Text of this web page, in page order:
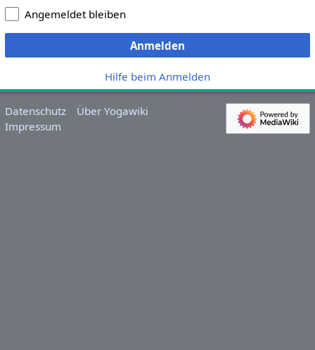
Angemeldet bleiben
Anmelden
Hilfe beim Anmelden
Datenschutz
Über Yogawiki
Impressum